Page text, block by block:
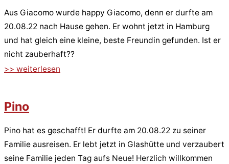
Aus Giacomo wurde happy Giacomo, denn er durfte am
20.08.22 nach Hause gehen. Er wohnt jetzt in Hamburg
und hat gleich eine kleine, beste Freundin gefunden. Ist er
nicht zauberhaft??
>> weiterlesen
Pino
Pino hat es geschafft! Er durfte am 20.08.22 zu seiner
Familie ausreisen. Er lebt jetzt in Glashütte und verzaubert
seine Familie jeden Tag aufs Neue! Herzlich willkommen